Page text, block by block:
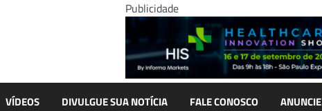
Publicidade
VÍDEOS DIVULGUE SUA NOTÍCIA FALE CONOSCO ANUNCIE